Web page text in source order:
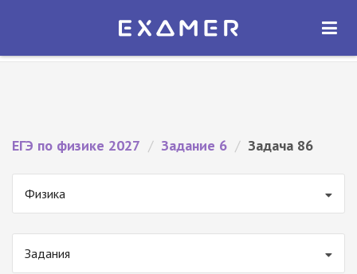
Экзамер — ЕГЭ 2027
ОТКРЫТЬ
ЕГЭ по физике 2027 / Задание 6 / Задача 86
Физика
Задания